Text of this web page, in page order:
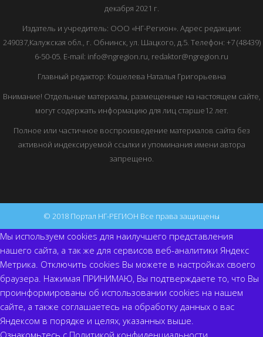
декабря 2021 г.
Издатель и учредитель: ООО «НГ-Регион». Адрес редакции:
249037,Калужская обл., г. Обнинск, ул. Шацкого, д.5. Телефон: +7 (48439)
6-50-05. E-mail: info@ngregion.ru, redaktor@ngregion.ru
Главный редактор: Кошелева Наталья Григорьевна
Внимание! Отдельные материалы, размещенные на настоящем сайте,
могут содержать информацию для лиц старше12 лет.
Полное или частичное воспроизведение материалов сайта без
активной индексируемой ссылки и упоминания имени автора
запрещено.
© 2018 Портал НГ-РЕГИОН Все права защищены
Мы используем cookies для наилучшего представления
нашего сайта, а так же для сервисов веб-аналитики Яндекс
Метрика. Отключить cookies Вы можете в настройках своего
браузера. Нажимая ПРИНИМАЮ, Вы подтверждаете то, что Вы
проинформированы об использовании cookies на нашем
сайте, а также соглашаетесь на обработку данных о вас
Яндексом в порядке и целях, указанных выше.
Ознакомьтесь с Политикой конфиденциальности